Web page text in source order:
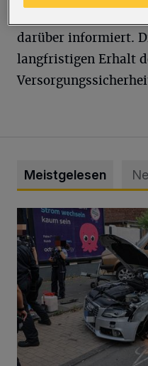
darüber informiert.
langfristigen Erhalt
Meistgelesen
Schwerer Unfall mit 2,48